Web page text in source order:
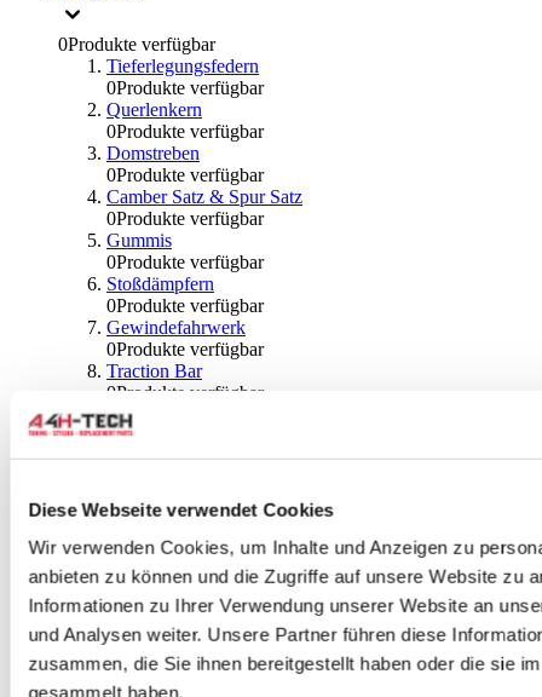
Diese Webseite verwendet Cookies
Wir verwenden Cookies, um Inhalte und Anzeigen zu
anbieten zu können und die Zugriffe auf unsere Website zu
Informationen zu Ihrer Verwendung unserer Website an
und Analysen weiter. Unsere Partner führen diese
zusammen, die Sie ihnen bereitgestellt haben oder die sie
gesammelt haben.
0Produkte verfügbar
Tieferlegungsfedern
0Produkte verfügbar
Querlenkern
0Produkte verfügbar
Domstreben
0Produkte verfügbar
Camber Satz & Spur Satz
0Produkte verfügbar
Gummis
0Produkte verfügbar
Stoßdämpfern
0Produkte verfügbar
Gewindefahrwerk
0Produkte verfügbar
Traction Bar
0Produkte verfügbar
Stabilisator & Zubehör
0Produkte verfügbar
Kugeln & Abdeckungen
Radlagern & Naben
0Produkte verfügbar
Räder und Zubehör
0Produkte verfügbar
Spurverbreiterungen
0Produkte verfügbar
Radmuttern
0Produkte verfügbar